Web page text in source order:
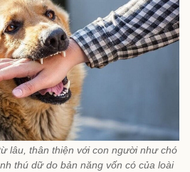
lâu, thân thiện với con người như chó
thú dữ do bản năng vốn có của loài